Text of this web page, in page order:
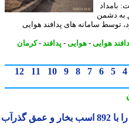
دشمن
سامانه های پدافند هوایی
هوایی- هوایی- پدافند-کرمان
5
6
7
8
9
10
11
12
چری جتور F700 پلاگین هیبریدی را با 892 اسب بخار و عمق گذرآب